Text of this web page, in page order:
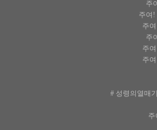
주
주여!
주
주
주
주
# 성령의열매
주